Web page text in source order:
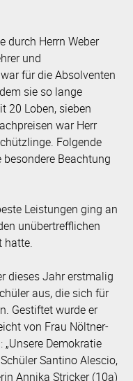
durch Herrn Weber
und
für die Absolventen
sie so lange
20 Loben, sieben
war Herr
Folgende
Beachtung
Leistungen ging an
unübertrefflichen
hatte.
dieses Jahr erstmalig
aus, die sich für
Gestiftet wurde er
von Frau Nöltner-
Demokratie
Santino Alescio,
Annika Stricker (10a)